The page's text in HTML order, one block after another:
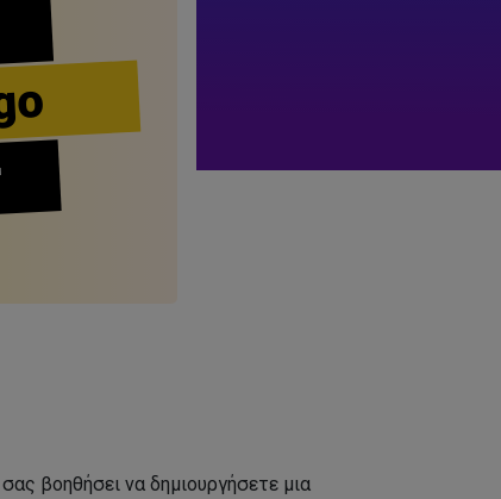
βοηθήσει να δημιουργήσετε μια